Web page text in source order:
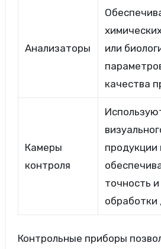
Анализаторы
или
качества
Камеры
контроля
продукции
точность
обработки
Контрольные приборы